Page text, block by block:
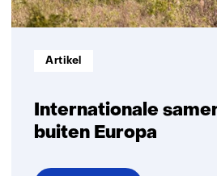
zijn
Internationale
buiten Europa
Informatietype:
Artikel